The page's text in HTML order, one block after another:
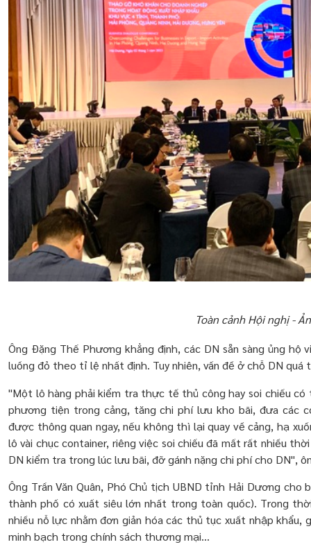
Toàn cảnh Hội nghị -
Ông Đặng Thế Phương khẳng định, các DN sẵn sàng ủng hộ
luồng đỏ theo tỉ lệ nhất định. Tuy nhiên, vấn đề ở chỗ DN quá
"Một lô hàng phải kiểm tra thực tế thủ công hay soi chiếu
phương tiện trong cảng, tăng chi phí lưu kho bãi, đưa các
được thông quan ngay, nếu không thì lại quay về cảng, hạ
lô vài chục container, riêng việc soi chiếu đã mất rất nhiều
DN kiểm tra trong lúc lưu bãi, đỡ gánh nặng chi phí cho DN",
Ông Trần Văn Quân, Phó Chủ tịch UBND tỉnh Hải Dương
thành phố có xuất siêu lớn nhất trong toàn quốc). Trong
nhiều nỗ lực nhằm đơn giản hóa các thủ tục xuất nhập
minh bạch trong chính sách thương mại...